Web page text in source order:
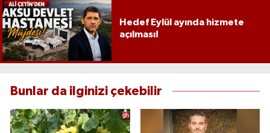
Hedef Eylül ayında hizmete
açılması!
Bunlar da ilginizi çekebilir